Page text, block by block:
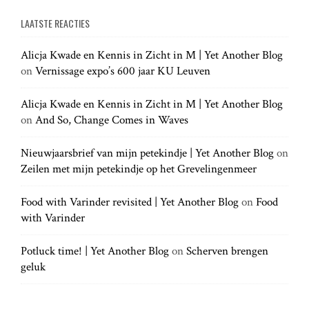
r
h
f
r
:
h
LAATSTE REACTIES
Alicja Kwade en Kennis in Zicht in M | Yet Another Blog
onVernissage expo’s 600 jaar KU Leuven
Alicja Kwade en Kennis in Zicht in M | Yet Another Blog
onAnd So, Change Comes in Waves
Nieuwjaarsbrief van mijn petekindje | Yet Another Blogon
Zeilen met mijn petekindje op het Grevelingenmeer
Food with Varinder revisited | Yet Another BlogonFood
with Varinder
Potluck time! | Yet Another BlogonScherven brengen
geluk